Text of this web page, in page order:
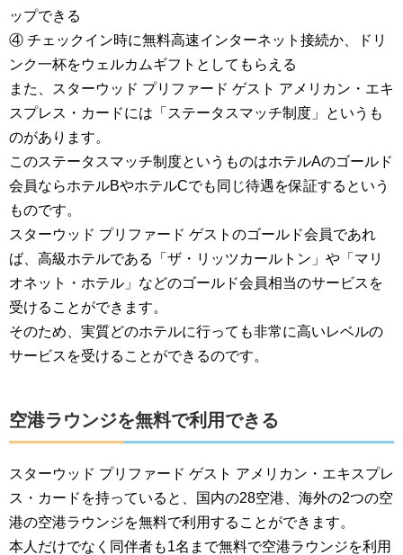
ップできる
④ チェックイン時に無料高速インターネット接続か、ドリ
ンク一杯をウェルカムギフトとしてもらえる
また、スターウッド プリファード ゲスト アメリカン・エキ
スプレス・カードには「ステータスマッチ制度」というも
のがあります。
このステータスマッチ制度というものはホテルAのゴールド
会員ならホテルBやホテルCでも同じ待遇を保証するという
ものです。
スターウッド プリファード ゲストのゴールド会員であれ
ば、高級ホテルである「ザ・リッツカールトン」や「マリ
オネット・ホテル」などのゴールド会員相当のサービスを
受けることができます。
そのため、実質どのホテルに行っても非常に高いレベルの
サービスを受けることができるのです。
空港ラウンジを無料で利用できる
スターウッド プリファード ゲスト アメリカン・エキスプレ
ス・カードを持っていると、国内の28空港、海外の2つの空
港の空港ラウンジを無料で利用することができます。
本人だけでなく同伴者も1名まで無料で空港ラウンジを利用